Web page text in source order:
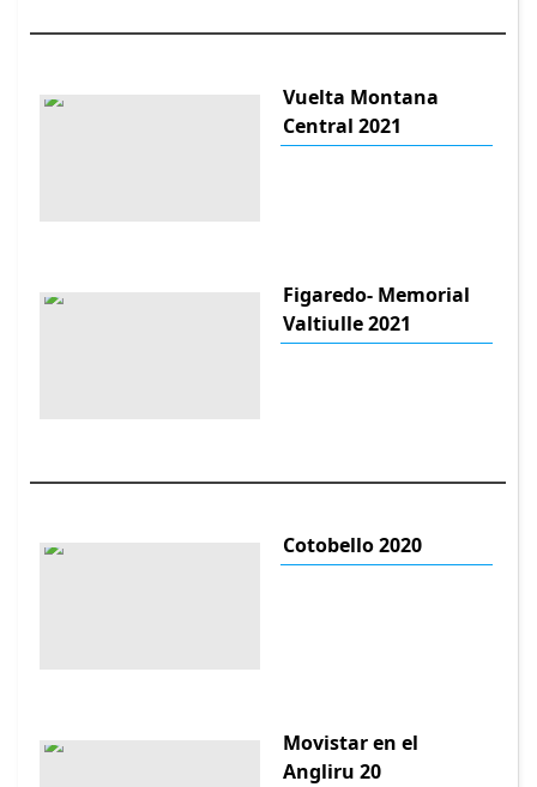
Vuelta Montana
Central 2021
Figaredo- Memorial
Valtiulle 2021
Cotobello 2020
Movistar en el
Angliru 20